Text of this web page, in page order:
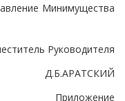
Минимущества
Руководителя
Д.Б.АРАТСКИЙ
Приложение